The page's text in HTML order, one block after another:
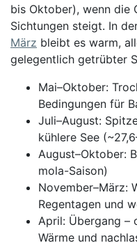
bis Oktober), wenn die
Sichtungen steigt. In
März bleibt es warm,
gelegentlich getrübter
Mai–Oktober:
Bedingungen für
Juli–August:
kühlere See
August–Oktober:
mola-Saison)
November–März:
Regentagen und
April: Übergang –
Wärme und